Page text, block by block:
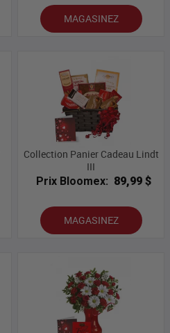
MAGASINEZ
Collection Panier Cadeau Lindt
III
Prix Bloomex: 89,99 $
MAGASINEZ